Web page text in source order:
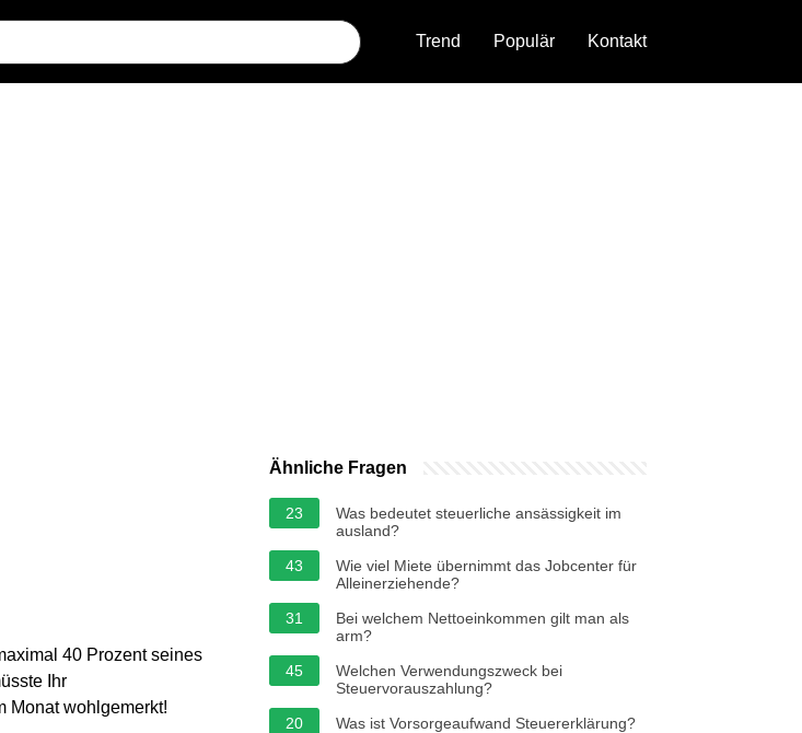
Trend Populär Kontakt
40 Prozent seines
Ihr
Monat wohlgemerkt!
Ähnliche Fragen
23
Was bedeutet steuerliche ansässigkeit im
ausland?
43
Wie viel Miete übernimmt das Jobcenter für
Alleinerziehende?
31
Bei welchem Nettoeinkommen gilt man als
arm?
45
Welchen Verwendungszweck bei
Steuervorauszahlung?
20
Was ist Vorsorgeaufwand Steuererklärung?